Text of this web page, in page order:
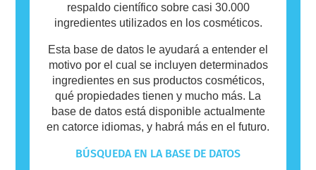
respaldo científico sobre casi 30.000
ingredientes utilizados en los cosméticos.
Esta base de datos le ayudará a entender el
motivo por el cual se incluyen determinados
ingredientes en sus productos cosméticos,
qué propiedades tienen y mucho más. La
base de datos está disponible actualmente
en catorce idiomas, y habrá más en el futuro.
BÚSQUEDA EN LA BASE DE DATOS